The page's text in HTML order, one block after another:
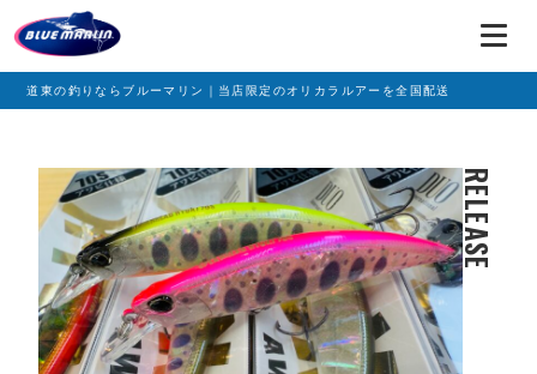
道東の釣りならブルーマリン｜当店限定のオリカラルアーを全国配送
RELEASE